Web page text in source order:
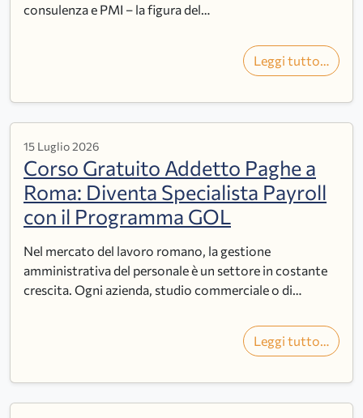
consulenza e PMI – la figura del…
Leggi tutto…
15 Luglio 2026
Corso Gratuito Addetto Paghe a
Roma: Diventa Specialista Payroll
con il Programma GOL
Nel mercato del lavoro romano, la gestione
amministrativa del personale è un settore in costante
crescita. Ogni azienda, studio commerciale o di…
Leggi tutto…